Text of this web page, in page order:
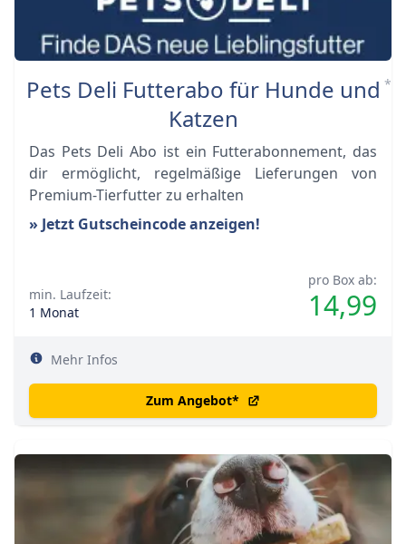
Pets Deli Futterabo für Hunde und
Katzen
*
Das Pets Deli Abo ist ein Futterabonnement, das
dir ermöglicht, regelmäßige Lieferungen von
Premium-Tierfutter zu erhalten
» Jetzt Gutscheincode anzeigen!
pro Box ab:
14,99
min. Laufzeit:
1 Monat
Mehr Infos
Zum Angebot*